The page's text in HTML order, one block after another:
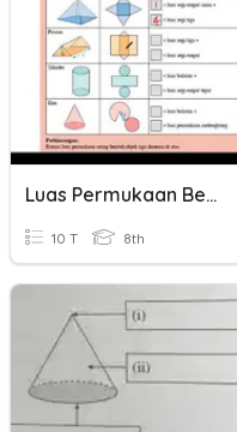
Luas Permukaan Bentuk Tiga Dimensi
10 T 8th